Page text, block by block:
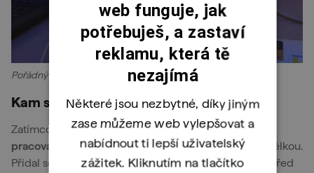
Pořádný pitný režim je základem každého hackahtonu.
Kam se ztratil Filip?
Zatímco jsem se hrabal v úkolech pro náš tým, Filip
pracoval ve skupiněs Finem, dvěma Ruskami a Španělkou.
Přidal se k týmu, který na svém nápadu pracoval už před
web funguje, jak
potřebuješ, a zastaví
reklamu, která tě
nezajímá
Některé jsou nezbytné, díky jiným
zase můžeme web vylepšovat a
nabídnout ti lepší uživatelský
zážitek. Kliknutím na tlačítko